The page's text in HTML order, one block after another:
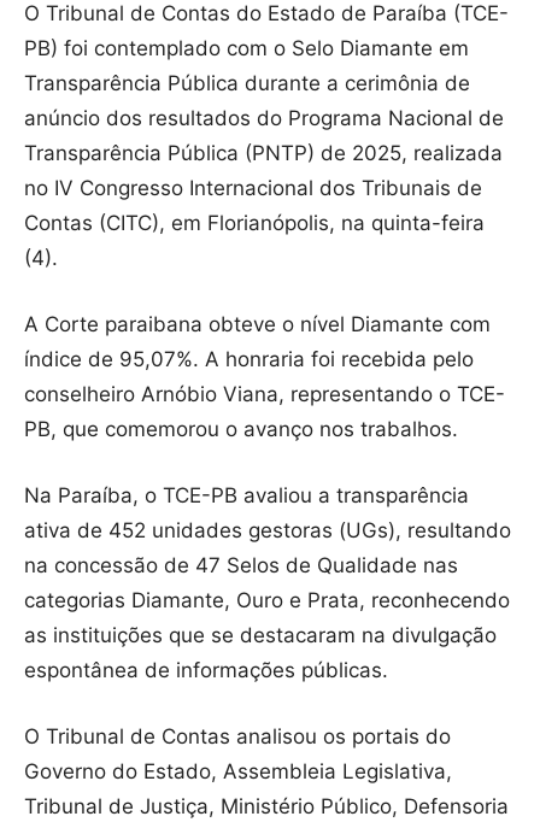
O Tribunal de Contas do Estado de Paraíba (TCE-
PB) foi contemplado com o Selo Diamante em
Transparência Pública durante a cerimônia de
anúncio dos resultados do Programa Nacional de
Transparência Pública (PNTP) de 2025, realizada
no IV Congresso Internacional dos Tribunais de
Contas (CITC), em Florianópolis, na quinta-feira
(4).
A Corte paraibana obteve o nível Diamante com
índice de 95,07%. A honraria foi recebida pelo
conselheiro Arnóbio Viana, representando o TCE-
PB, que comemorou o avanço nos trabalhos.
Na Paraíba, o TCE-PB avaliou a transparência
ativa de 452 unidades gestoras (UGs), resultando
na concessão de 47 Selos de Qualidade nas
categorias Diamante, Ouro e Prata, reconhecendo
as instituições que se destacaram na divulgação
espontânea de informações públicas.
O Tribunal de Contas analisou os portais do
Governo do Estado, Assembleia Legislativa,
Tribunal de Justiça, Ministério Público, Defensoria